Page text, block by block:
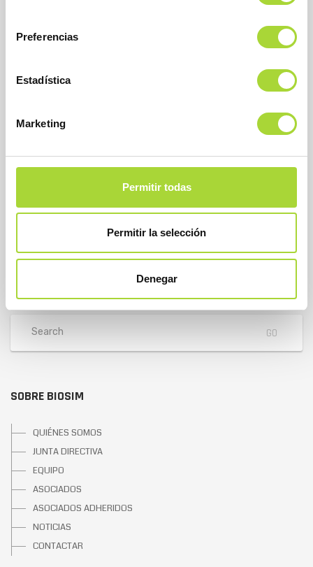
Preferencias
Estadística
Marketing
Permitir todas
Permitir la selección
Denegar
BioSim
Asociación Española de Medicamentos Biosimilares
Calle Condesa de Venadito, 1
SOBRE BIOSIM
QUIÉNES SOMOS
JUNTA DIRECTIVA
EQUIPO
ASOCIADOS
ASOCIADOS ADHERIDOS
NOTICIAS
CONTACTAR